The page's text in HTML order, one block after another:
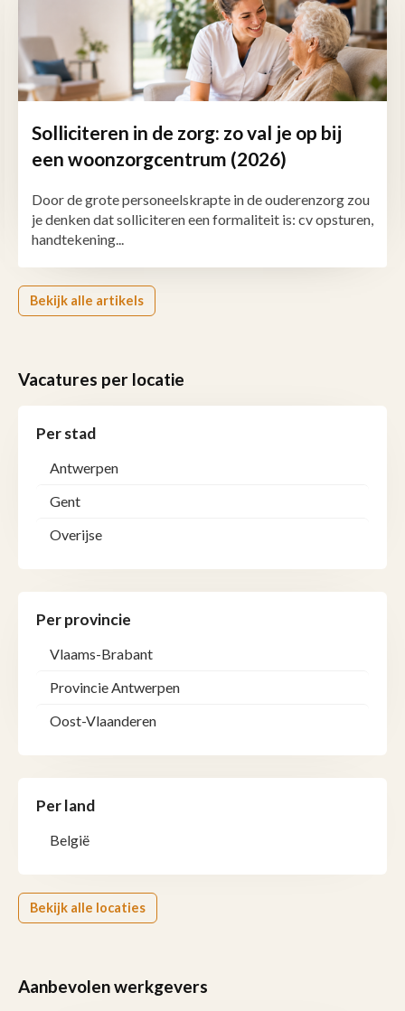
Solliciteren in de zorg: zo val je op bij
een woonzorgcentrum (2026)
Door de grote personeelskrapte in de ouderenzorg zou
je denken dat solliciteren een formaliteit is: cv opsturen,
handtekening...
Bekijk alle artikels
Vacatures per locatie
Per stad
Antwerpen
Gent
Overijse
Per provincie
Vlaams-Brabant
Provincie Antwerpen
Oost-Vlaanderen
Per land
België
Bekijk alle locaties
Aanbevolen werkgevers